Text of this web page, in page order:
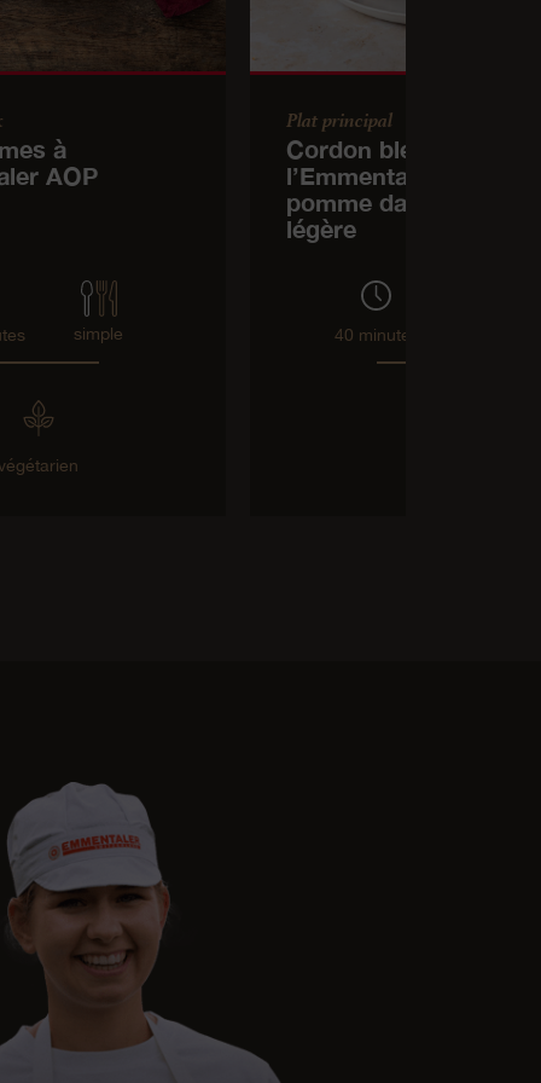
à
AOP
simple
Plat principal
Cordon bleu à
l’Emmentaler AOP et
pomme dans sa
légère
40 minutes